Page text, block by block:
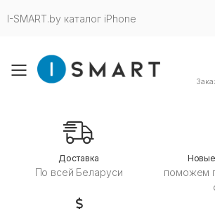
I-SMART.by каталог iPhone
Toggle mobile menu
Дoставка
По всей Беларуси
Новые
поможем